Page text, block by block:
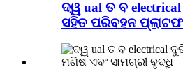
ଦ୍ୱ ual ତ ବ
ସହିତ ପରିବହନ